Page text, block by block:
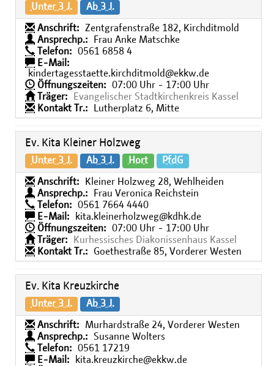
Unter 3 J. Ab 3 J.
Anschrift:
Zentgrafenstraße 182, Kirchditmold
Ansprechp.:
Frau Anke Matschke
Telefon:
0561 6858 4
E-Mail:
kindertagesstaette.kirchditmold@ekkw.de
Öffnungszeiten:
07:00 Uhr - 17:00 Uhr
Träger:
Evangelischer Stadtkirchenkreis Kassel
Kontakt Tr.:
Lutherplatz 6, Mitte
Ev. Kita Kleiner Holzweg
Unter 3 J. Ab 3 J. Hort PfdG
Anschrift:
Kleiner Holzweg 28, Wehlheiden
Ansprechp.:
Frau Veronica Reichstein
Telefon:
0561 7664 4440
E-Mail:
kita.kleinerholzweg@kdhk.de
Öffnungszeiten:
07:00 Uhr - 17:00 Uhr
Träger:
Kurhessisches Diakonissenhaus Kassel
Kontakt Tr.:
Goethestraße 85, Vorderer Westen
Ev. Kita Kreuzkirche
Unter 3 J. Ab 3 J.
Anschrift:
Murhardstraße 24, Vorderer Westen
Ansprechp.:
Susanne Wolters
Telefon:
0561 17219
E-Mail:
kita.kreuzkirche@ekkw.de